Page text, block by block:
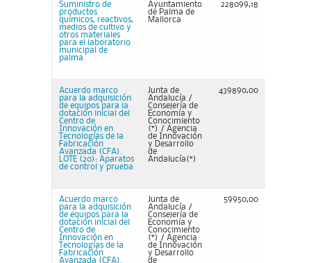
Suministro de
productos
químicos, reactivos,
medios de cultivo y
otros materiales
para el laboratorio
municipal de
palma.
Ayuntamiento
de Palma de
Mallorca
228099,18
Acuerdo marco
para la adquisición
de equipos para la
dotación inicial del
Centro de
Innovación en
Tecnologías de la
Fabricación
Avanzada (CFA).
LOTE (20): Aparatos
de control y prueba
Junta de
Andalucía /
Consejería de
Economía y
Conocimiento
(*) / Agencia
de Innovación
y Desarrollo
de
Andalucía(*)
439890,00
Acuerdo marco
para la adquisición
de equipos para la
dotación inicial del
Centro de
Innovación en
Tecnologías de la
Fabricación
Avanzada (CFA).
Junta de
Andalucía /
Consejería de
Economía y
Conocimiento
(*) / Agencia
de Innovación
y Desarrollo
de
59950,00